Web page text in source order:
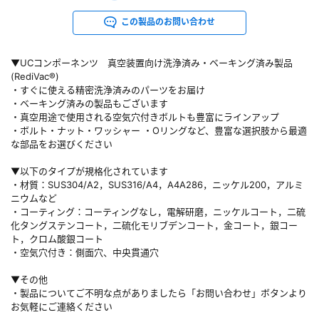
▼UCコンポーネンツ 真空装置向け洗浄済み・ベーキング済み製品
(RediVac®)
・すぐに使える精密洗浄済みのパーツをお届け
・ベーキング済みの製品もございます
・真空用途で使用される空気穴付きボルトも豊富にラインアップ
・ボルト・ナット・ワッシャー ・Oリングなど、豊富な選択肢から最適
な部品をお選びください
▼以下のタイプが規格化されています
・材質：SUS304/A2，SUS316/A4，A4A286，ニッケル200，アルミ
ニウムなど
・コーティング：コーティングなし，電解研磨，ニッケルコート，二硫
化タングステンコート，二硫化モリブデンコート，金コート，銀コー
ト，クロム酸銀コート
・空気穴付き：側面穴、中央貫通穴
▼その他
・製品についてご不明な点がありましたら「お問い合わせ」ボタンより
お気軽にご連絡ください
この製品のお問い合わせ
※パスワードをお忘れの方は、パスワード再発行ページへ
※メールアドレスを忘れた方は、お問い合わせページよりお問い合わせくださ